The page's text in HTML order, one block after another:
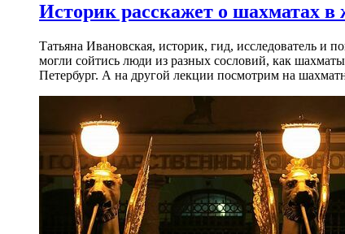
Историк расскажет о шахматах в
Татьяна Ивановская, историк, гид, исследователь и
могли сойтись люди из разных сословий, как
Петербург. А на другой лекции посмотрим на